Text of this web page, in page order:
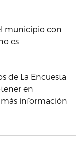
municipio con
es
de La Encuesta
en
más información